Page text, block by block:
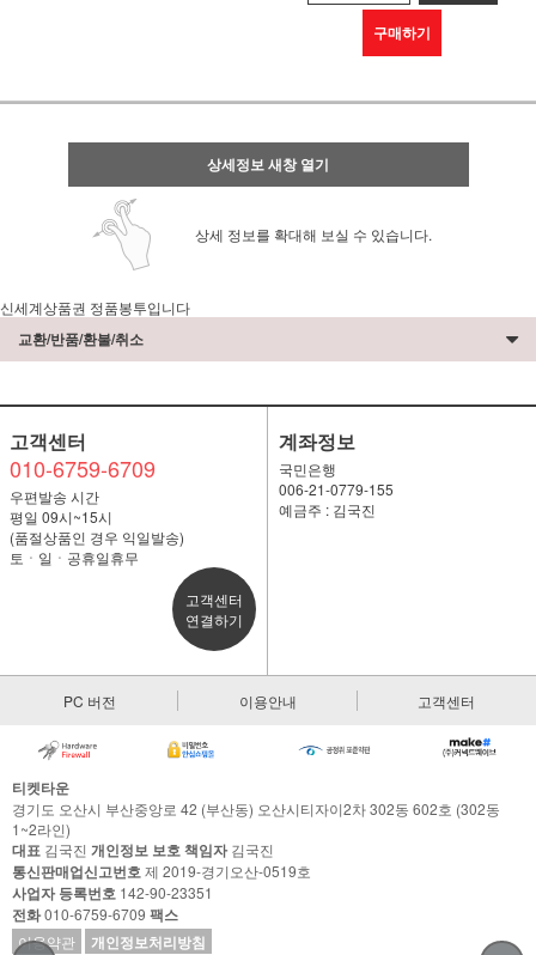
구매하기
상세정보 새창 열기
상세 정보를 확대해 보실 수 있습니다.
신세계상품권 정품봉투입니다
교환/반품/환불/취소
고객센터
010-6759-6709
우편발송 시간
평일 09시~15시
(품절상품인 경우 익일발송)
토ㆍ일ㆍ공휴일휴무
고객센터
연결하기
계좌정보
국민은행
006-21-0779-155
예금주 : 김국진
PC 버전 이용안내 고객센터
티켓타운
경기도 오산시 부산중앙로 42 (부산동) 오산시티자이2차 302동 602호 (302동
1~2라인)
대표 김국진 개인정보 보호 책임자김국진
통신판매업신고번호제 2019-경기오산-0519호
사업자 등록번호 142-90-23351
전화010-6759-6709 팩스
이용약관 개인정보처리방침